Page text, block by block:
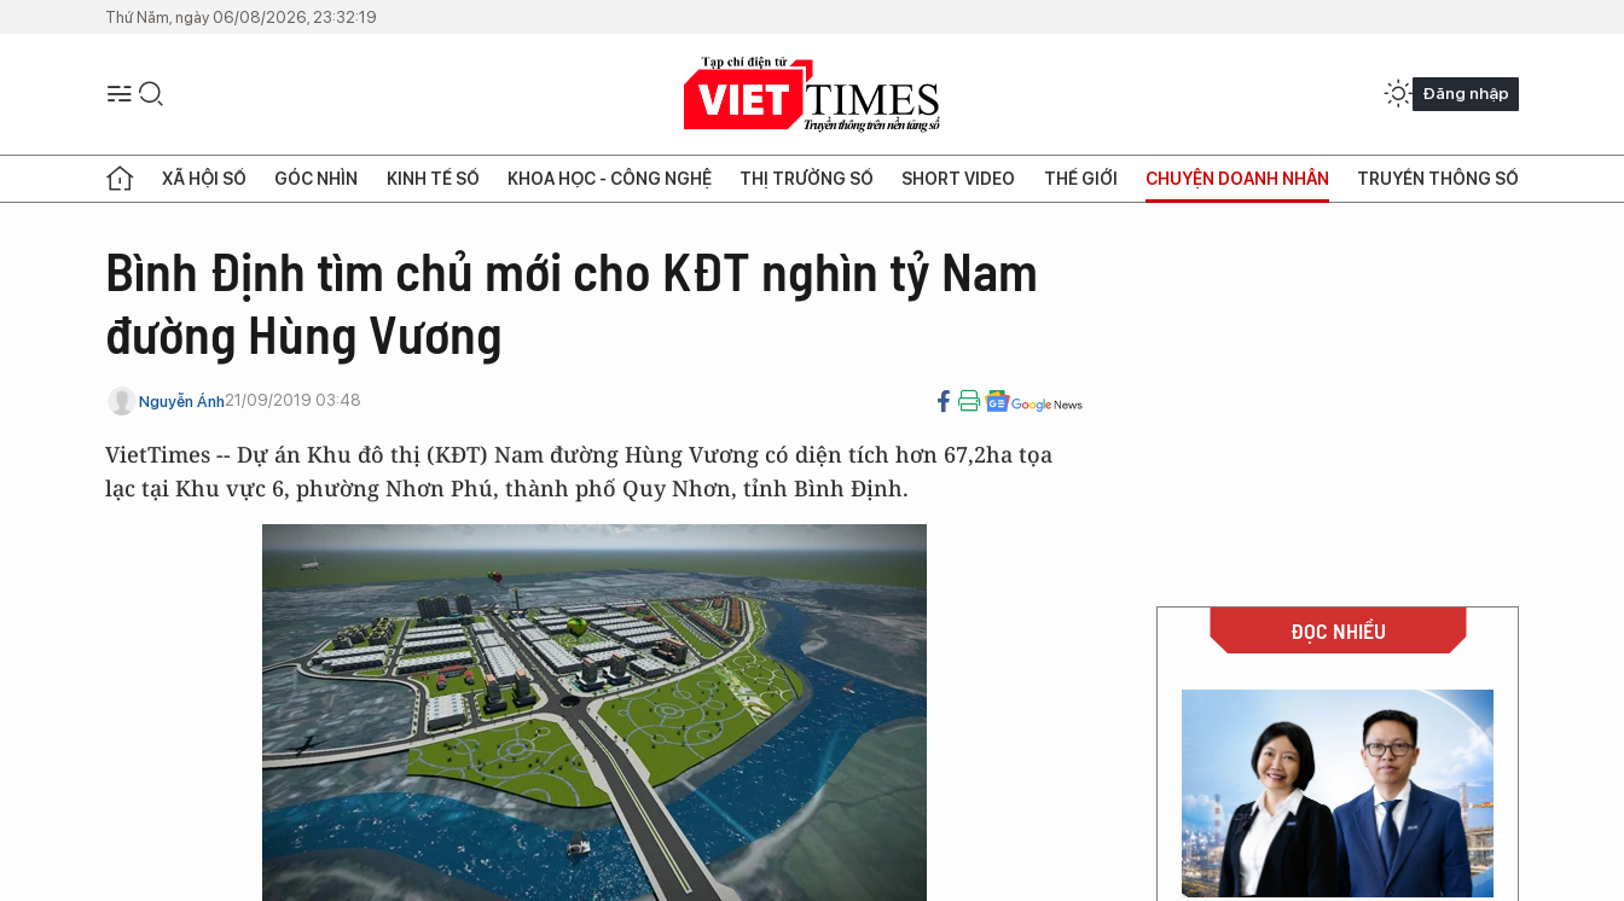
Thứ Năm, ngày 06/08/2026, 23:32:19
Đăng nhập
XÃ HỘI SỐ GÓC NHÌN KINH TẾ SỐ KHOA HỌC - CÔNG NGHỆ THỊ TRƯỜNG SỐ SHORT VIDEO THẾ GIỚI CHUYỆN DOANH NHÂN TRUYỀN THÔNG SỐ
Bình Định tìm chủ mới cho KĐT nghìn tỷ Nam
đường Hùng Vương
Nguyễn Ánh21/09/2019 03:48
VietTimes -- Dự án Khu đô thị (KĐT) Nam đường Hùng Vương có diện tích hơn 67,2ha tọa
lạc tại Khu vực 6, phường Nhơn Phú, thành phố Quy Nhơn, tỉnh Bình Định.
ĐỌC NHIỀU